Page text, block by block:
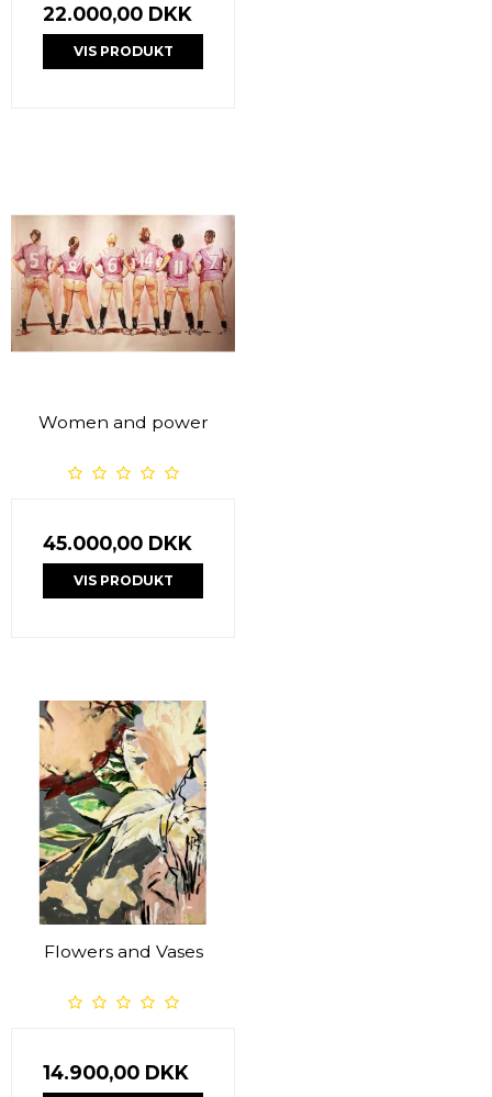
22.000,00 DKK
VIS PRODUKT
Women and power
45.000,00 DKK
VIS PRODUKT
Flowers and Vases
14.900,00 DKK